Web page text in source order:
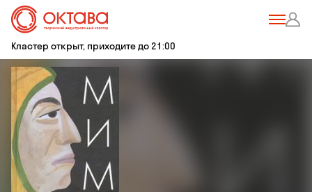
Кластер открыт, приходите до 21:00